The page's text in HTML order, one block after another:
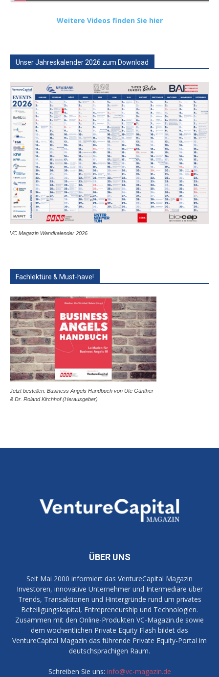
Weitere Videos finden Sie hier
Unser Jahreskalender 2026 zum Download
VC Magazin Wandkalender 2026
Fachlektüre & Must-have!
Jetzt bestellen: Business Angels Handbuch von Ute Günther
& Dr. Roland Kirchhof (Herausgeber)
ÜBER UNS
Seit Mai 2000 informiert das VentureCapital Magazin
Investoren, innovative Unternehmer und Intermediäre über
Trends, Transaktionen und Hintergründe rund um privates
Beteiligungskapital, Entrepreneurship und Technologien.
Zusammen mit den Online-Produkten VC-Magazin.de sowie
dem wöchentlichen Private Equity Flash bildet das
VentureCapital Magazin das führende Private Equity-Portal im
deutschsprachigen Raum.
Schreiben Sie uns: info@vc-magazin.de